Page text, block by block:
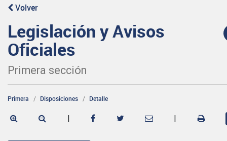
Volver
Legislación y Avisos
Oficiales
Primera sección
Primera Disposiciones Detalle
| |